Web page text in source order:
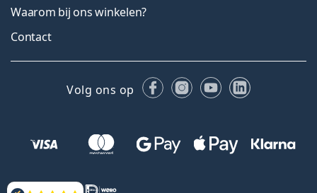
Waarom bij ons winkelen?
Contact
Volg ons op FacebookInstagram
YouTubeLinkedIn